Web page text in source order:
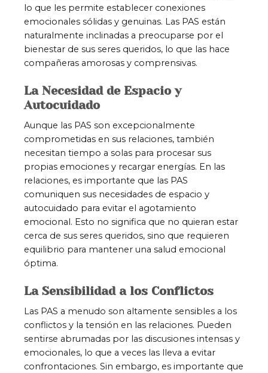
lo que les permite establecer conexiones
emocionales sólidas y genuinas. Las PAS están
naturalmente inclinadas a preocuparse por el
bienestar de sus seres queridos, lo que las hace
compañeras amorosas y comprensivas.
La Necesidad de Espacio y
Autocuidado
Aunque las PAS son excepcionalmente
comprometidas en sus relaciones, también
necesitan tiempo a solas para procesar sus
propias emociones y recargar energías. En las
relaciones, es importante que las PAS
comuniquen sus necesidades de espacio y
autocuidado para evitar el agotamiento
emocional. Esto no significa que no quieran estar
cerca de sus seres queridos, sino que requieren
equilibrio para mantener una salud emocional
óptima.
La Sensibilidad a los Conflictos
Las PAS a menudo son altamente sensibles a los
conflictos y la tensión en las relaciones. Pueden
sentirse abrumadas por las discusiones intensas y
emocionales, lo que a veces las lleva a evitar
confrontaciones. Sin embargo, es importante que